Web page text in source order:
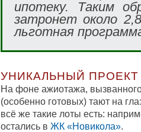
ипотеку. Таким
затронет около
льготная
УНИКАЛЬНЫЙ ПРОЕКТ
На фоне ажиотажа,
(особенно готовых) тают на
всё же такие лоты есть:
остались в ЖК «Новикола».